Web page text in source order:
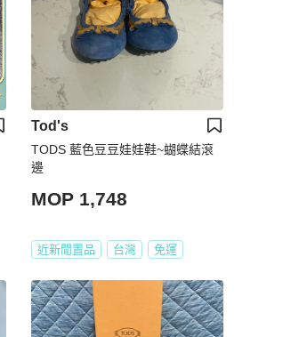
Tod's
TODS 藍色豆豆娃娃鞋~蝴蝶結滾
邊
MOP 1,748
近新閒置品 台灣 免運